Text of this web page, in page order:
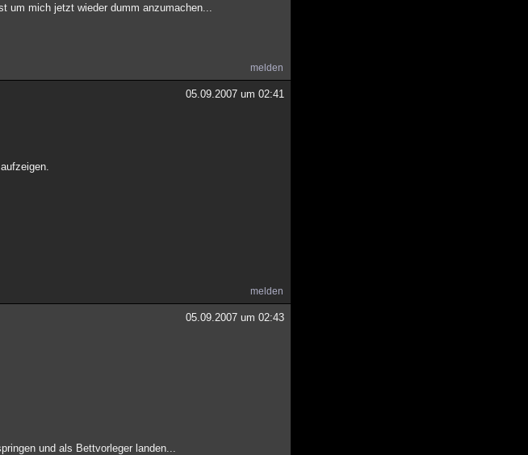
um mich jetzt wieder dumm anzumachen...
melden
05.09.2007 um 02:41
melden
05.09.2007 um 02:43
und als Bettvorleger landen...